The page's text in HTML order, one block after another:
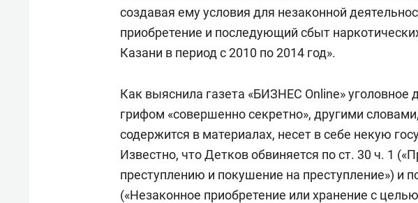
создавая ему условия для незаконной
приобретение и последующий сбыт
Казани в период с 2010 по 2014 год».
Как выяснила газета «БИЗНЕС Online» уголовное
грифом «совершенно секретно», другими
содержится в материалах, несет в себе некую
Известно, что Детков обвиняется по ст. 30 ч. 1
преступлению и покушение на преступление») и
(«Незаконное приобретение или хранение с